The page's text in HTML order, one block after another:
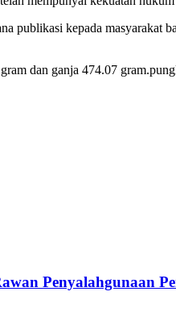
publikasi kepada masyarakat
dan ganja 474.07
Penyalahgunaan